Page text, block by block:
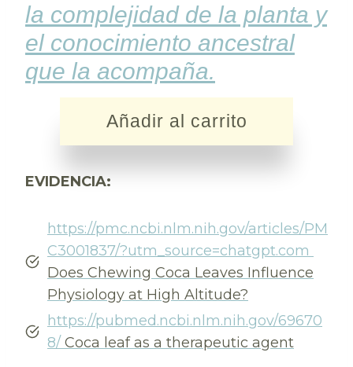
la complejidad de la planta y
el conocimiento ancestral
que la acompaña.
Añadir al carrito
EVIDENCIA:
https://pmc.ncbi.nlm.nih.gov/articles/PM
C3001837/?utm_source=chatgpt.com
Does Chewing Coca Leaves Influence
Physiology at High Altitude?
https://pubmed.ncbi.nlm.nih.gov/69670
8/ Coca leaf as a therapeutic agent